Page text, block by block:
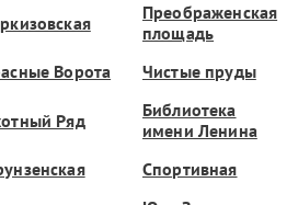
Преображенская
площадь
Ворота Чистые пруды
Ряд
Библиотека
имени Ленина
Спортивная